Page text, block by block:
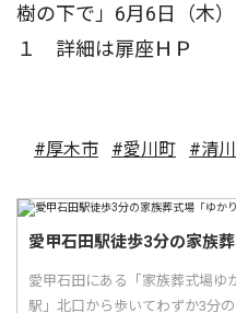
樹の下で」6月6日（木
１ 詳細は扉座ＨＰ
#厚木市 #愛川町 #清
愛甲石田駅徒歩3分の家族葬
愛甲石田にある「家族葬式場ゆ
駅」北口から歩いてわずか3分